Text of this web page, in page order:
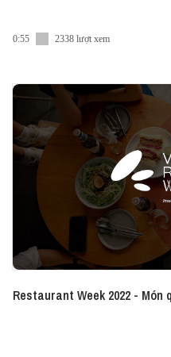
0:55 2338 lượt xem
Restaurant Week 2022 -